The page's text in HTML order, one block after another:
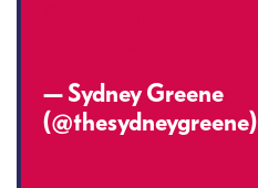
— Sydney Greene
(@thesydneygreene)